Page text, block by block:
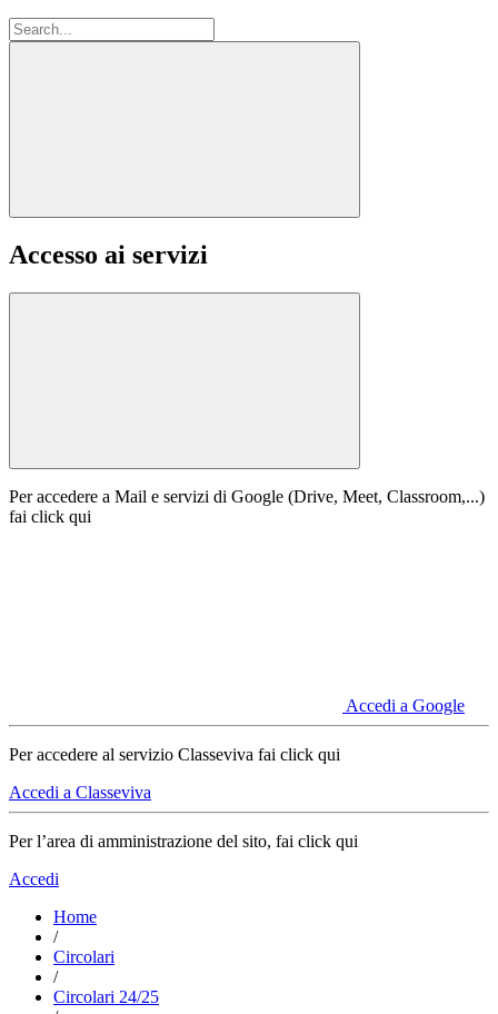
Accesso ai servizi
Per accedere a Mail e servizi di Google (Drive, Meet, Classroom,...)
fai click qui
Accedi a Google
Per accedere al servizio Classeviva fai click qui
Accedi a Classeviva
Per l’area di amministrazione del sito, fai click qui
Accedi
Home
/
Circolari
/
Circolari 24/25